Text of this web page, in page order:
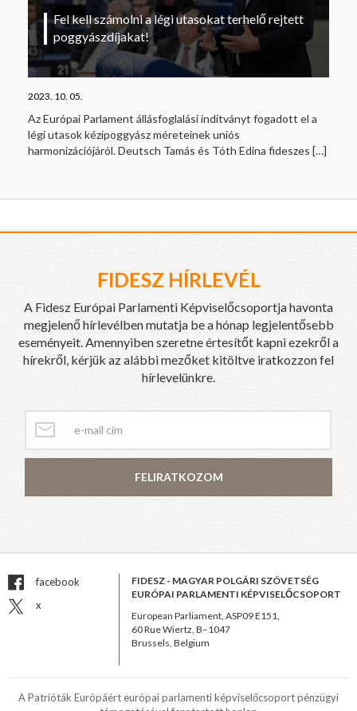
Fel kell számolni a légi utasokat terhelő rejtett
poggyászdíjakat!
2023. 10. 05.
Az Európai Parlament állásfoglalási indítványt fogadott el a
légi utasok kézipoggyász méreteinek uniós
harmonizációjáról. Deutsch Tamás és Tóth Edina fideszes […]
FIDESZ HÍRLEVÉL
A Fidesz Európai Parlamenti Képviselőcsoportja havonta
megjelenő hírlevélben mutatja be a hónap legjelentősebb
eseményeit. Amennyiben szeretne értesítőt kapni ezekről a
hírekről, kérjük az alábbi mezőket kitöltve iratkozzon fel
hírlevelünkre.
FELIRATKOZOM
facebook
x
FIDESZ - MAGYAR POLGÁRI SZÖVETSÉG
EURÓPAI PARLAMENTI KÉPVISELŐCSOPORT
European Parliament, ASP09 E151,
60 Rue Wiertz, B–1047
Brussels, Belgium
A Patrióták Európáért európai parlamenti képviselőcsoport pénzügyi